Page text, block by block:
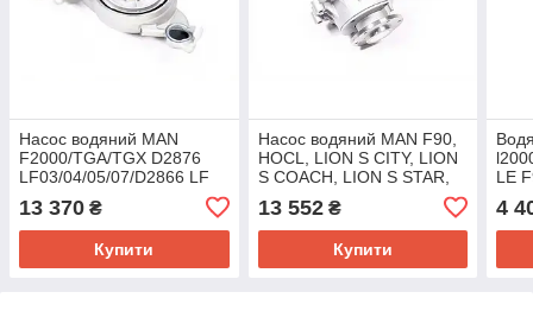
Насос водяний MAN
F2000/TGA/TGX D2876
LF03/04/05/07/D2866 LF
20160228760
13 370 ₴
Купити
Насос водяний MAN F90,
HOCL, LION S CITY, LION
S COACH, LION S STAR,
102633
13 552₴
Купити
LE
4